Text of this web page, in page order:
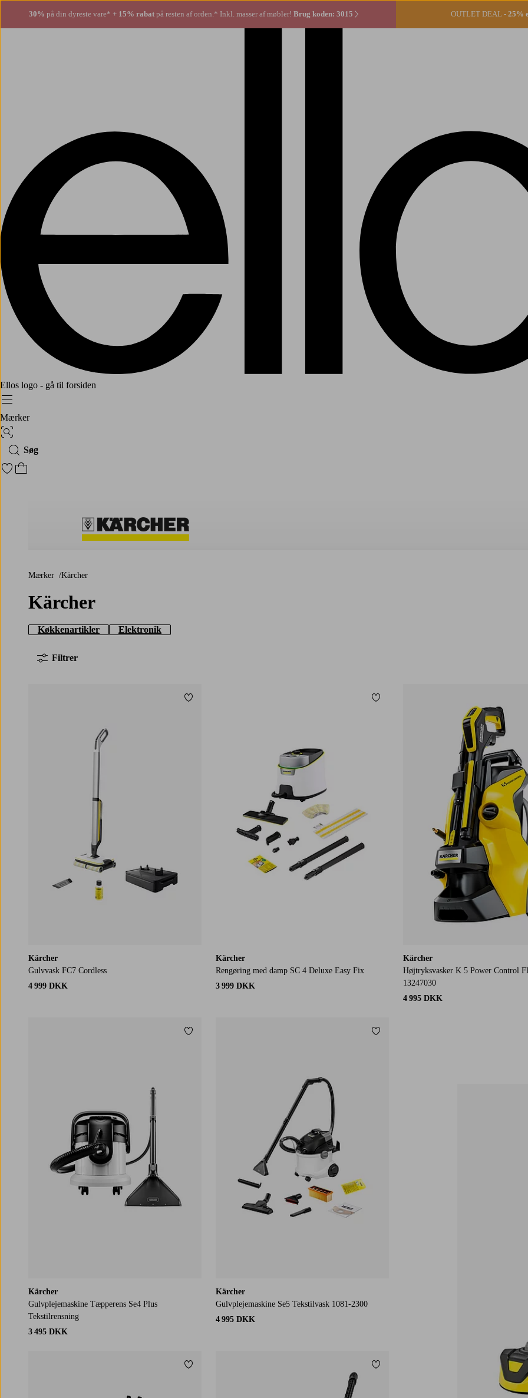
30% på din dyreste vare* + 15% rabat på resten af orden.* Inkl. masser af møbler! Brug koden: 3015 OUTLET DEAL - 25%
Ellos logo - gå til forsiden
Menu
Mærker
Billedsøgning
Søg
Gå til favoritmarkerede produkter
Gå til indkøbskurven
Mærker Kärcher
Kärcher
Køkkenartikler Elektronik
Filtrer
Kärcher
Gulvvask FC7 Cordless
4 999 DKK
Tilføj til favoritter
Kärcher
Rengøring med damp SC 4 Deluxe Easy Fix
3 999 DKK
Tilføj til favoritter
Kärcher
Højtryksvasker K 5 Power Control
13247030
4 995 DKK
Kärcher
Gulvplejemaskine Tæpperens Se4 Plus
Tekstilrensning
3 495 DKK
Tilføj til favoritter
Kärcher
Gulvplejemaskine Se5 Tekstilvask 1081-2300
4 995 DKK
Tilføj til favoritter
Tilføj til favoritter Tilføj til favoritter